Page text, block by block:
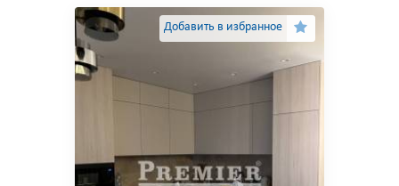
Добавить в избранное